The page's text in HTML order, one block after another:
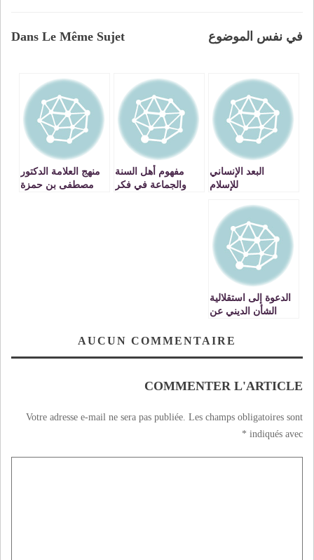
Dans Le Même Sujet في نفس الموضوع
البعد الإنساني
للإسلام
مفهوم أهل السنة
والجماعة في فكر
منهج العلامة الدكتور
مصطفى بن حمزة
الدعوة إلى استقلالية
الشأن الديني عن
AUCUN COMMENTAIRE
COMMENTER L'ARTICLE
Votre adresse e-mail ne sera pas publiée. Les champs obligatoires sont
indiqués avec
*